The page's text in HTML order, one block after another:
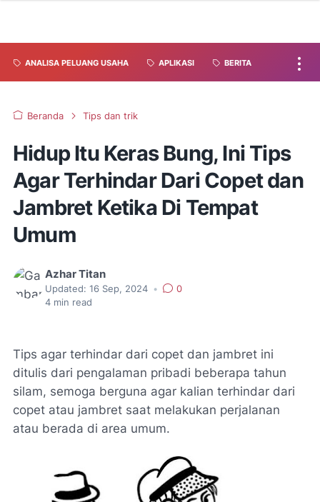
ANALISA PELUANG USAHA APLIKASI BERITA
Beranda Tips dan trik
Hidup Itu Keras Bung, Ini Tips
Agar Terhindar Dari Copet dan
Jambret Ketika Di Tempat
Umum
Azhar Titan
Updated: 16 Sep, 2024 •
0
4 min read
Tips agar terhindar dari copet dan jambret ini
ditulis dari pengalaman pribadi beberapa tahun
silam, semoga berguna agar kalian terhindar dari
copet atau jambret saat melakukan perjalanan
atau berada di area umum.